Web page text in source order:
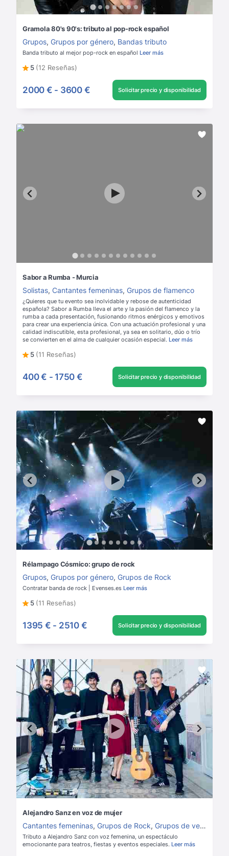
Gramola 80's 90's: tributo al pop-rock español
Grupos, Grupos por género, Bandas tributo
Banda tributo al mejor pop-rock en español Leer más
5 (12 Reseñas)
2000 € - 3600 € Solicitar precio y disponibilidad
Sabor a Rumba - Murcia
Solistas, Cantantes femeninas, Grupos de flamenco
¿Quieres que tu evento sea inolvidable y rebose de autenticidad
española? Sabor a Rumba lleva el arte y la pasión del flamenco y la
rumba a cada presentación, fusionando ritmos enérgicos y emotivos
para crear una experiencia única. Con una actuación profesional y una
calidad indiscutible, esta profesional, ya sea en solitario, dúo o trío
se convierten en el alma de cualquier ocasión especial. Leer más
5 (11 Reseñas)
400 € - 1750 € Solicitar precio y disponibilidad
Rélampago Cósmico: grupo de rock
Grupos, Grupos por género, Grupos de Rock
Contratar banda de rock | Evenses.es Leer más
5 (11 Reseñas)
1395 € - 2510 € Solicitar precio y disponibilidad
Alejandro Sanz en voz de mujer
Cantantes femeninas, Grupos de Rock, Grupos de versiones
Tributo a Alejandro Sanz con voz femenina, un espectáculo
emocionante para teatros, fiestas y eventos especiales. Leer más